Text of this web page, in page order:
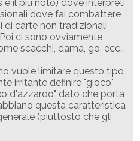
è il più noto) dove interpreti
dove fai combattere
di carte non tradizionali
ci sono ovviamente
scacchi, dama, go, ecc..
vuole limitare questo tipo
irritante definire "gioco"
d'azzardo" dato che porta
questa caratteristica
(piuttosto che gli